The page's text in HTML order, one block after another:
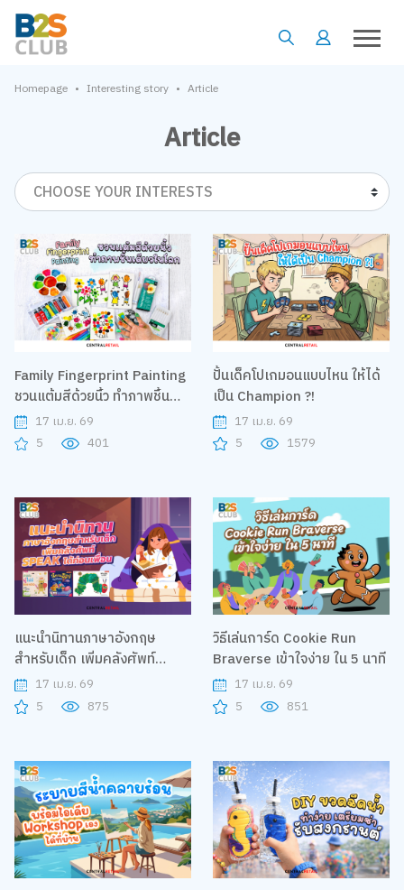
Homepage • Interesting story • Article
Article
CHOOSE YOUR INTERESTS
Family Fingerprint Painting
ชวนแต้มสีด้วยนิ้ว ทำภาพชิ้น
เดียวในโลก
17 เม.ย. 69
5
401
ปั้นเด็คโปเกมอนแบบไหน ให้ได้
เป็น Champion ?!
17 เม.ย. 69
5
1579
แนะนำนิทานภาษาอังกฤษ
สำหรับเด็ก เพิ่มคลังศัพท์
SPEAK ได้ก่อนเพื่อน
17 เม.ย. 69
5
875
วิธีเล่นการ์ด Cookie Run
Braverse เข้าใจง่าย ใน 5 นาที
17 เม.ย. 69
5
851